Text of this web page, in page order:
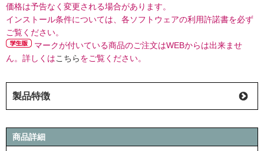
価格は予告なく変更される場合があります。
インストール条件については、各ソフトウェアの利用許諾書を必ず
ご覧ください。
マークが付いている商品のご注文はWEBからは出来ませ
ん。詳しくはこちらをご覧ください。
製品特徴
商品詳細